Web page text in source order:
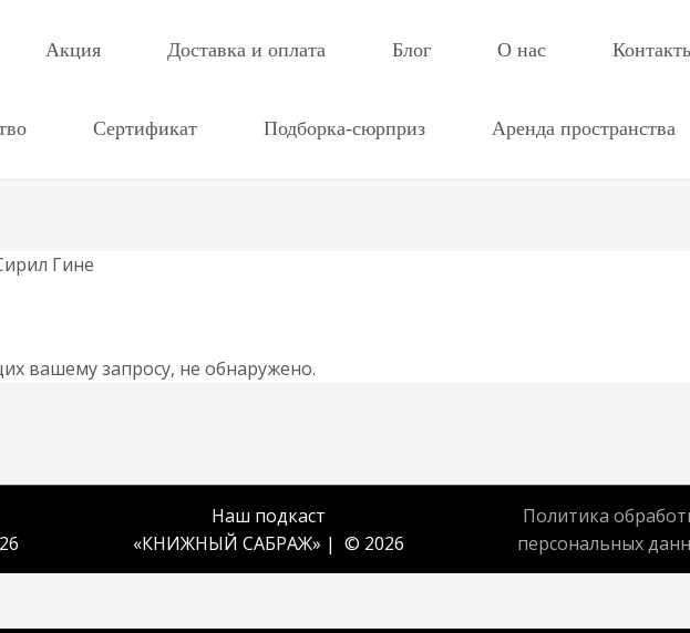
Акция Доставка и оплата Блог О нас
Сертификат Подборка-сюрприз Аренда пространства
Гине
вашему запросу, не обнаружено.
Наш подкаст
«КНИЖНЫЙ САБРАЖ» | © 2026
Политика
персональных